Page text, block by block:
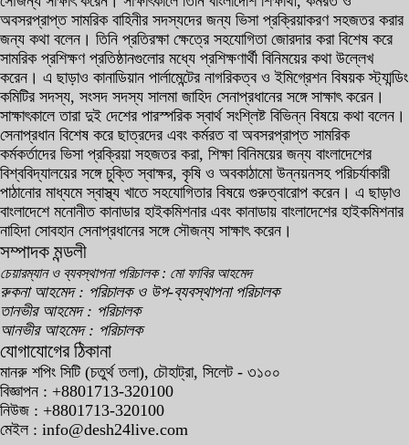
অবসরপ্রাপ্ত সামরিক বাহিনীর সদস্যদের জন্য ভিসা প্রক্রিয়াকরণ সহজতর করার
জন্য কথা বলেন। তিনি প্রতিরক্ষা ক্ষেত্রে সহযোগিতা জোরদার করা বিশেষ করে
সামরিক প্রশিক্ষণ প্রতিষ্ঠানগুলোর মধ্যে প্রশিক্ষণার্থী বিনিময়ের কথা উল্লেখ
করেন। এ ছাড়াও কানাডিয়ান পার্লামেন্টের নাগরিকত্ব ও ইমিগ্রেশন বিষয়ক স্ট্যান্ডিং
কমিটির সদস্য, সংসদ সদস্য সালমা জাহিদ সেনাপ্রধানের সঙ্গে সাক্ষাৎ করেন।
সাক্ষাৎকালে তারা দুই দেশের পারস্পরিক স্বার্থ সংশ্লিষ্ট বিভিন্ন বিষয়ে কথা বলেন।
সেনাপ্রধান বিশেষ করে ছাত্রদের এবং কর্মরত বা অবসরপ্রাপ্ত সামরিক
কর্মকর্তাদের ভিসা প্রক্রিয়া সহজতর করা, শিক্ষা বিনিময়ের জন্য বাংলাদেশের
বিশ্ববিদ্যালয়ের সঙ্গে চুক্তি স্বাক্ষর, কৃষি ও অবকাঠামো উন্নয়নসহ পরিচর্যাকারী
পাঠানোর মাধ্যমে স্বাস্থ্য খাতে সহযোগিতার বিষয়ে গুরুত্বারোপ করেন। এ ছাড়াও
বাংলাদেশে মনোনীত কানাডার হাইকমিশনার এবং কানাডায় বাংলাদেশের হাইকমিশনার
নাহিদা সোবহান সেনাপ্রধানের সঙ্গে সৌজন্য সাক্ষাৎ করেন।
সম্পাদক মন্ডলী
চেয়ারম্যান ও ব্যবস্থাপনা পরিচালক : মো ফাবির আহমেদ
রুকনা আহমেদ : পরিচালক ও উপ-ব্যবস্থাপনা পরিচালক
তানভীর আহমেদ : পরিচালক
আনভীর আহমেদ : পরিচালক
যোগাযোগের ঠিকানা
মানরু শপিং সিটি (চতুর্থ তলা), চৌহাট্রা, সিলেট - ৩১০০
বিজ্ঞাপন : +8801713-320100
নিউজ : +8801713-320100
মেইল : info@desh24live.com